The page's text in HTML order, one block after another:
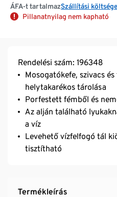
ÁFA-t tartalmazSzállítási
Pillanatnyilag nem kapható
Rendelési szám: 196348
Mosogatókefe, szivacs
helytakarékos tárolása
Porfestett fémből és
Az alján található
a víz
Levehető vízfelfogó tál
tisztítható
Termékleírás